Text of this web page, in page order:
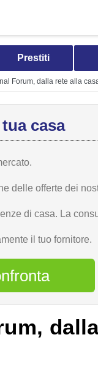
Prestiti
Forum, dalla rete alla
casa
delle offerte dei
di casa. La
il tuo fornitore.